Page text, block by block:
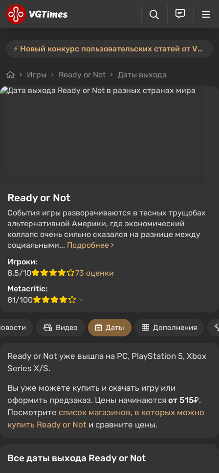
⚡️ Новый конкурс пользовательских статей от VGTimes — участвуйте тут ⚡️
Игры Ready or Not Даты выхода
Ready or Not
События игры разворачиваются в тесных трущобах
альтернативной Америки, где экономический
коллапс очень сильно сказался на разнице между
социальными... Подробнее
Игроки:
8.5/10
73 оценки
Metacritic:
81/100
Видео Даты Дополнения
Ready or Not уже вышла на PC, PlayStation 5, Xbox
Series X/S.
Вы уже можете купить и скачать игру или
оформить предзаказ. Цены начинаются от 515₽.
Посмотрите список магазинов, в которых можно
купить Ready or Not и сравните цены.
Все даты выхода Ready or Not